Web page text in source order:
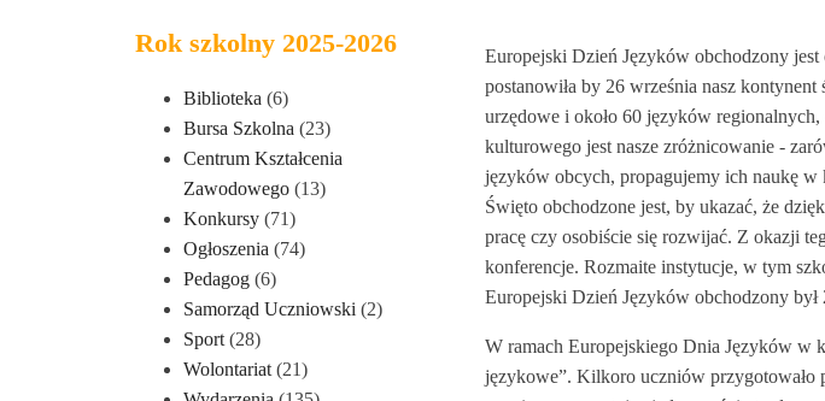
Rok szkolny 2025-2026
Biblioteka (6)
Bursa Szkolna (23)
Centrum Kształcenia
Zawodowego (13)
Konkursy (71)
Ogłoszenia (74)
Pedagog (6)
Samorząd Uczniowski (2)
Sport (28)
Wolontariat (21)
Europejski Dzień Języków obchodzony
postanowiła by 26 września nasz
urzędowe i około 60 języków
kulturowego jest nasze zróżnicowanie -
języków obcych, propagujemy ich naukę
Święto obchodzone jest, by ukazać, że
pracę czy osobiście się rozwijać. Z okazji
konferencje. Rozmaite instytucje, w tym
Europejski Dzień Języków obchodzony był
W ramach Europejskiego Dnia Języków w
językowe”. Kilkoro uczniów przygotowało